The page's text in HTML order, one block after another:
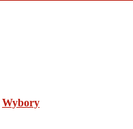
Wybory